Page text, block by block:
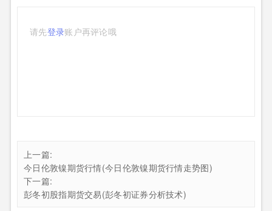
请先登录账户再评论哦
上一篇:
今日伦敦镍期货行情(今日伦敦镍期货行情走势图)
下一篇:
彭冬初股指期货交易(彭冬初证券分析技术)